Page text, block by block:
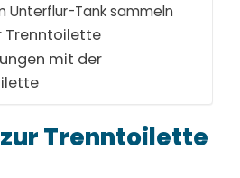
Unterflur-Tank sammeln
Trenntoilette
mit der
Trenntoilette